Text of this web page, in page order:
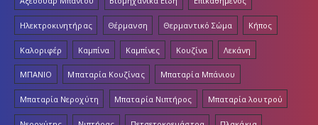
Ηλεκτροκινητήρας Θέρμανση Θερμαντικό Σώμα Κήπος
Καλοριφέρ Καμπίνα Καμπίνες Κουζίνα Λεκάνη
ΜΠΑΝΙΟ Μπαταρία Κουζίνας Μπαταρία Μπάνιου
Μπαταρία Νεροχύτη Μπαταρία Νιπτήρος Μπαταρία λουτρού
Νεροχύτης Νιπτήρας Πετσετοκρεμάστρα Πλακάκια